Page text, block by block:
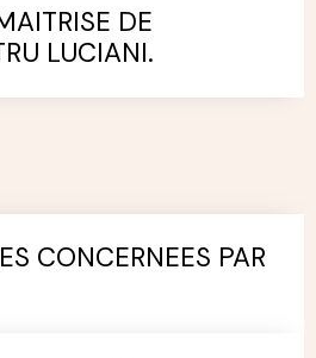
DE
LUCIANI.
CONCERNEES PAR